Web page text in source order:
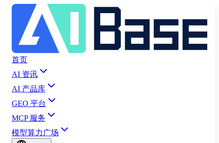
首页
AI 资讯
AI 产品库
GEO 平台
MCP 服务
模型算力广场